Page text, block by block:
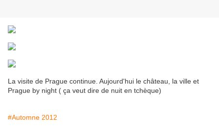
La visite de Prague continue. Aujourd'hui le château, la ville et
Prague by night ( ça veut dire de nuit en tchèque)
#Automne 2012